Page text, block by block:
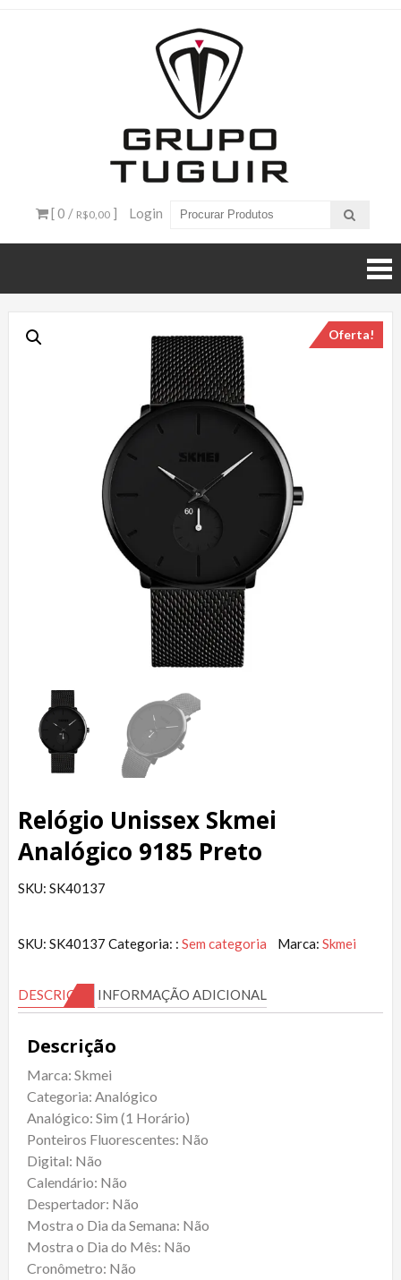
– Grupo
Tuguir
[ 0 / R$0,00 ] Login
Oferta!
Relógio Unissex Skmei
Analógico 9185 Preto
SKU: SK40137
SKU: SK40137 Categoria: : Sem categoria Marca: Skmei
DESCRIÇÃO INFORMAÇÃO ADICIONAL
Descrição
Marca: Skmei
Categoria: Analógico
Analógico: Sim (1 Horário)
Ponteiros Fluorescentes: Não
Digital: Não
Calendário: Não
Despertador: Não
Mostra o Dia da Semana: Não
Mostra o Dia do Mês: Não
Cronômetro: Não